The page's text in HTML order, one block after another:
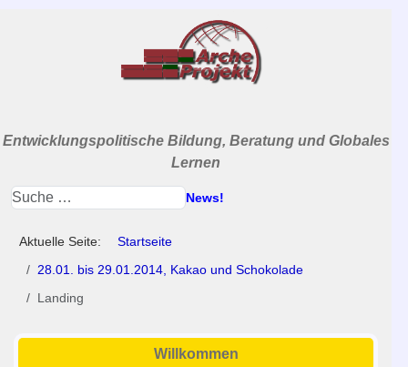
Entwicklungspolitische Bildung, Beratung und Globales
Lernen
News!
Aktuelle Seite:
Startseite
28.01. bis 29.01.2014, Kakao und Schokolade
Landing
Willkommen